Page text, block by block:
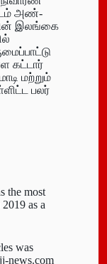
அண்­
இலங்கை
கட்டார்
மற்றும்
பலர்
the most
as a
was
news.com